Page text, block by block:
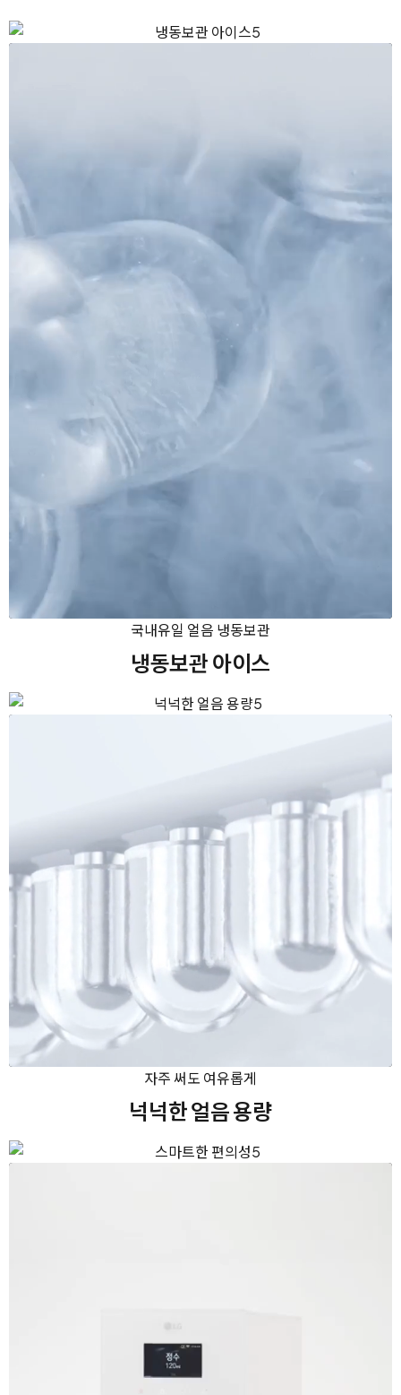
국내유일 얼음 냉동보관
냉동보관 아이스
자주 써도 여유롭게
넉넉한 얼음 용량